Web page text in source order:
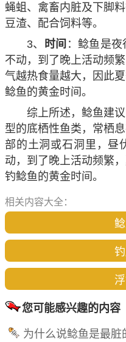
蝇蛆、禽畜内脏及下脚
豆渣、配合饲料等。
3、
时间 ：鲶鱼是
不动，到了晚上活动频
气越热食量越大，因此
鲶鱼的黄金时间。
综上所述， 鲶鱼建
型的底栖性鱼类，常栖
部的土洞或石洞里，昼
动，到了晚上活动频繁
钓鲶鱼的黄金时间。
相关内容大全：
您可能感兴趣的内容
为什么说鲶鱼是最脏